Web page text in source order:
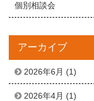
個別相談会
アーカイブ
2026年6月 (1)
2026年4月 (1)